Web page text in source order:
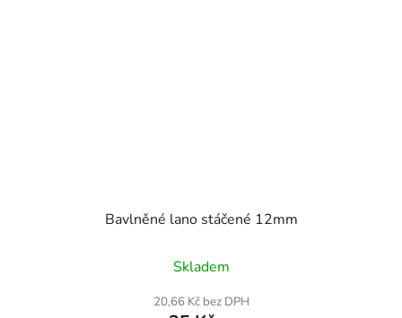
Bavlněné lano stáčené 12mm
Skladem
20,66 Kč bez DPH